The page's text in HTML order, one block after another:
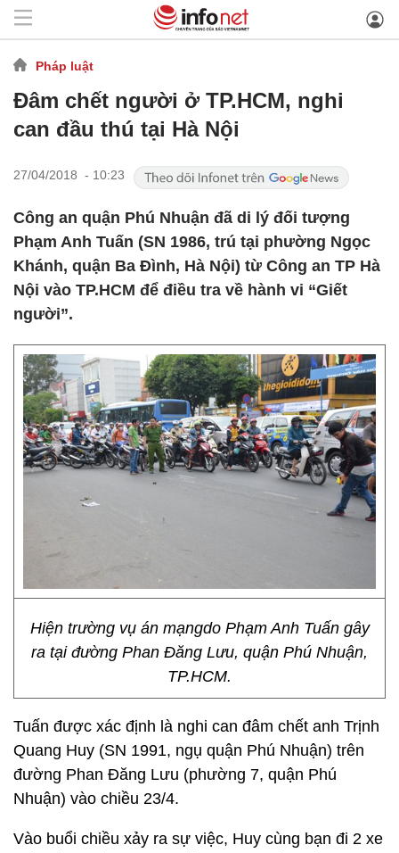
Pháp luật
Đâm chết người ở TP.HCM, nghi
can đầu thú tại Hà Nội
27/04/2018 - 10:23
Công an quận Phú Nhuận đã di lý đối tượng
Phạm Anh Tuấn (SN 1986, trú tại phường Ngọc
Khánh, quận Ba Đình, Hà Nội) từ Công an TP Hà
Nội vào TP.HCM để điều tra về hành vi “Giết
người”.
Hiện trường vụ án mạngdo Phạm Anh Tuấn gây
ra tại đường Phan Đăng Lưu, quận Phú Nhuận,
TP.HCM.
Tuấn được xác định là nghi can đâm chết anh Trịnh
Quang Huy (SN 1991, ngụ quận Phú Nhuận) trên
đường Phan Đăng Lưu (phường 7, quận Phú
Nhuận) vào chiều 23/4.
Vào buổi chiều xảy ra sự việc, Huy cùng bạn đi 2 xe